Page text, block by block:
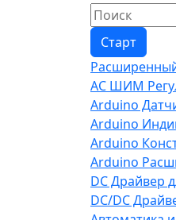
AC ШИМ
Arduino
Arduino
Arduino
Arduino
DC Драйвер
DC/DC